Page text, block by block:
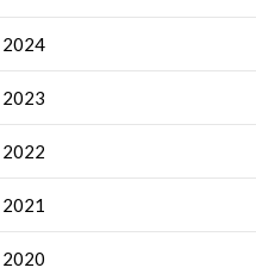
2024
2023
2022
2020